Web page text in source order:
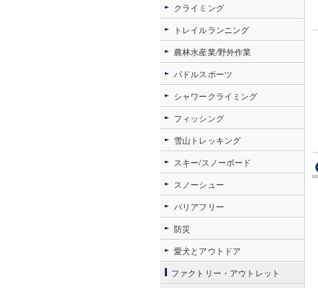
クライミング
トレイルランニング
農林水産業/野外作業
パドルスポーツ
シャワークライミング
フィッシング
雪山トレッキング
スキー/スノーボード
スノーシュー
バリアフリー
防災
愛犬とアウトドア
ファクトリー・アウトレット